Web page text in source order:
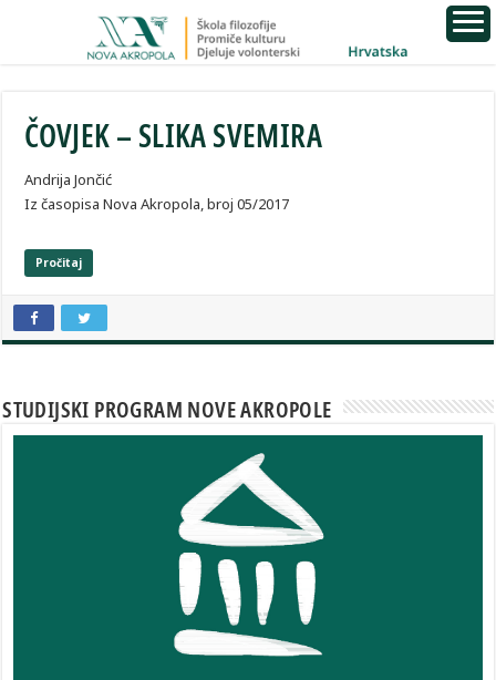
ČOVJEK – SLIKA SVEMIRA
Andrija Jončić
Iz časopisa Nova Akropola, broj 05/2017
Pročitaj
STUDIJSKI PROGRAM NOVE AKROPOLE